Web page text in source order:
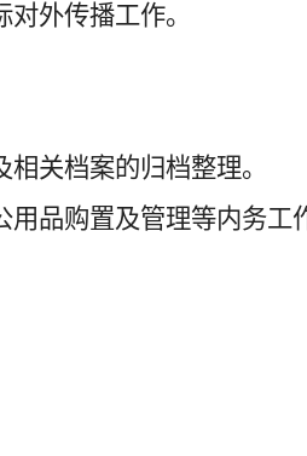
外传播工作。
关档案的归档整理。
品购置及管理等内务工